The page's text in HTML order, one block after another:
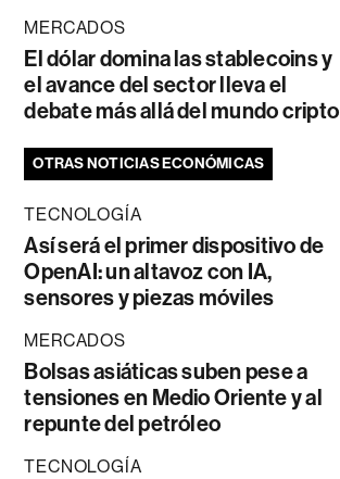
MERCADOS
El dólar domina las stablecoins y
el avance del sector lleva el
debate más allá del mundo cripto
OTRAS NOTICIAS ECONÓMICAS
TECNOLOGÍA
Así será el primer dispositivo de
OpenAI: un altavoz con IA,
sensores y piezas móviles
MERCADOS
Bolsas asiáticas suben pese a
tensiones en Medio Oriente y al
repunte del petróleo
TECNOLOGÍA